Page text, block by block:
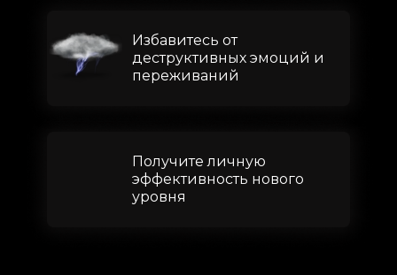
Избавитесь от
деструктивных эмоций и
переживаний
Получите личную
эффективность нового
уровня